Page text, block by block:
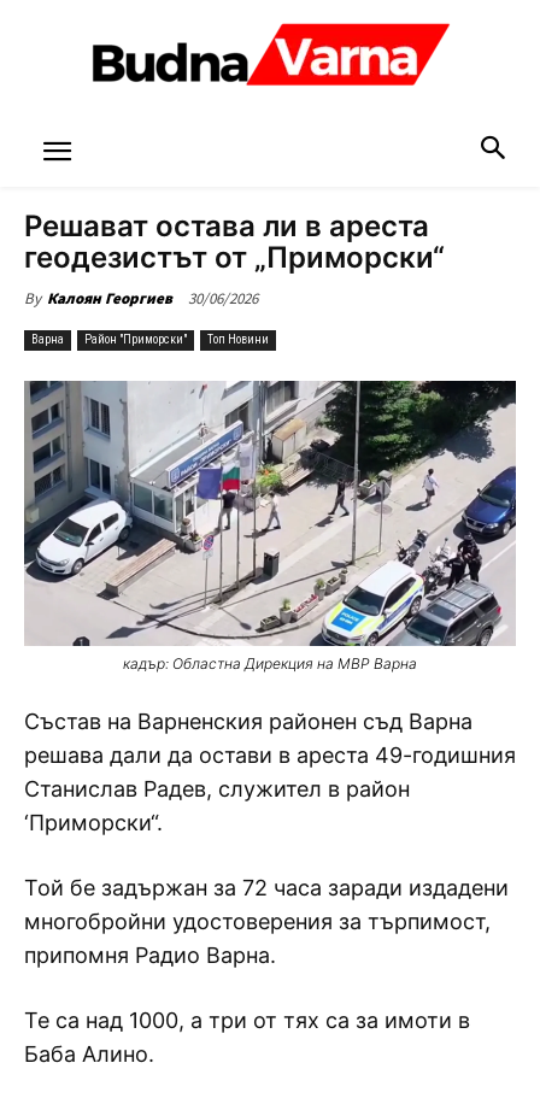
Решават остава ли в ареста
геодезистът от „Приморски“
By Калоян Георгиев 30/06/2026
Варна Район "Приморски" Топ Новини
кадър: Областна Дирекция на МВР Варна
Състав на Варненския районен съд Варна
решава дали да остави в ареста 49-годишния
Станислав Радев, служител в район
‘Приморски“.
Той бе задържан за 72 часа заради издадени
многобройни удостоверения за търпимост,
припомня Радио Варна.
Те са над 1000, а три от тях са за имоти в
Баба Алино.